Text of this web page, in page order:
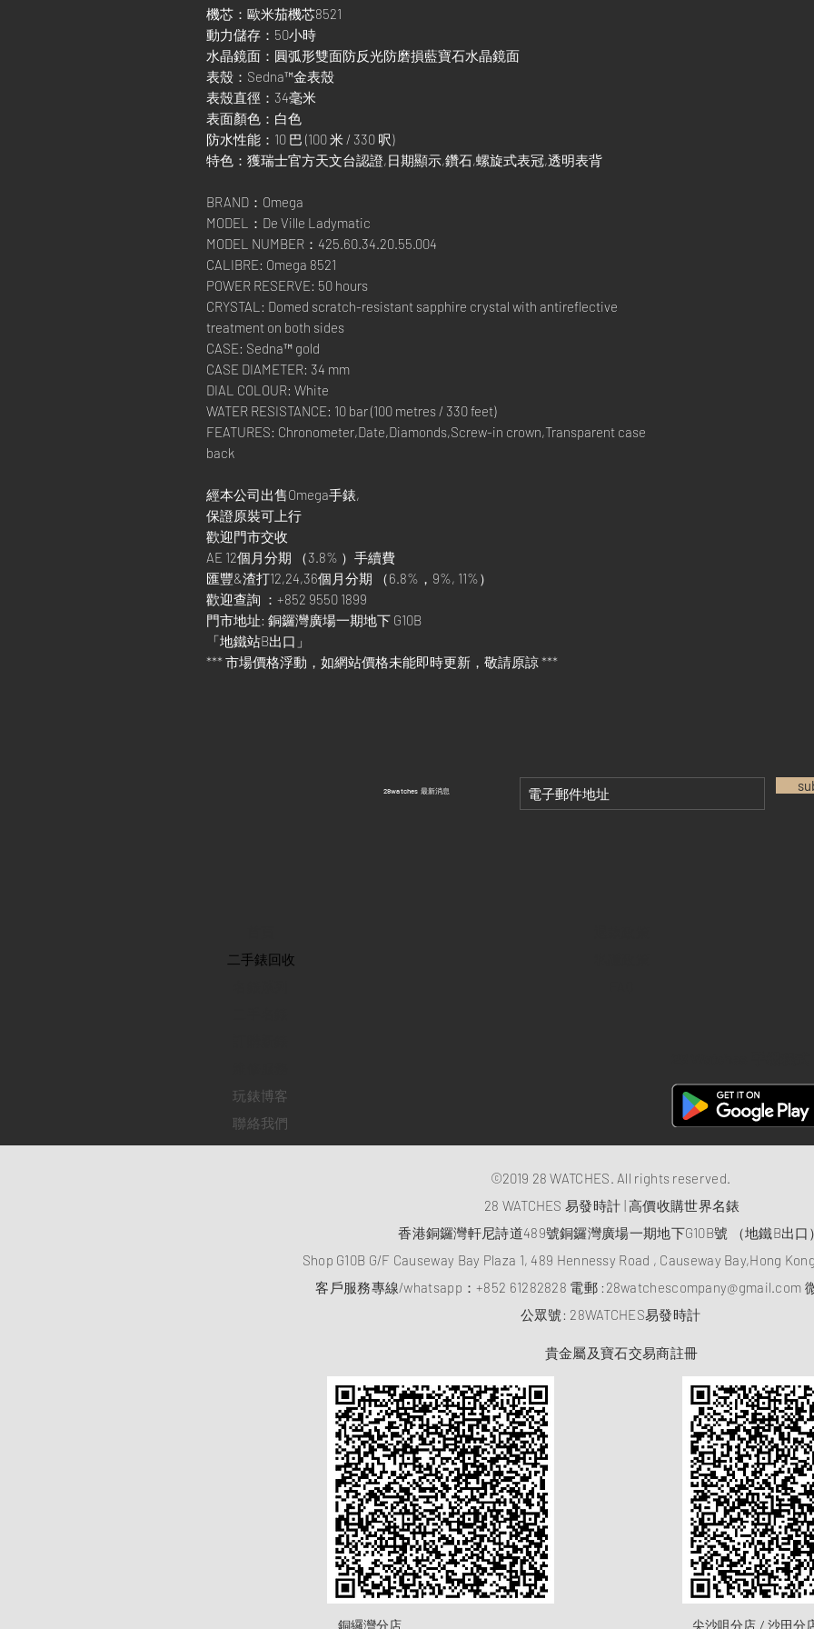
機芯：歐米茄機芯8521
動力儲存：50小時
水晶鏡面：圓弧形雙面防反光防磨損藍寶石水晶鏡面
表殼：Sedna™金表殼
表殼直徑：34毫米
表面顏色：白色
防水性能：10 巴 (100 米 / 330 呎)
特色：獲瑞士官方天文台認證,日期顯示,鑽石,螺旋式表冠,透明表背
BRAND：Omega
MODEL：De Ville Ladymatic
MODEL NUMBER：425.60.34.20.55.004
CALIBRE: Omega 8521
POWER RESERVE: 50 hours
CRYSTAL: Domed scratch-resistant sapphire crystal with antireflective
treatment on both sides
CASE: Sedna™ gold
CASE DIAMETER: 34 mm
DIAL COLOUR: White
WATER RESISTANCE: 10 bar (100 metres / 330 feet)
FEATURES: Chronometer,Date,Diamonds,Screw-in crown,Transparent case
back
經本公司出售Omega手錶,
保證原裝可上行
歡迎門市交收
AE 12個月分期 （3.8% ）手續費
匯豐&渣打12,24,36個月分期 （6.8%，9%, 11%）
歡迎查詢 ：+852 9550 1899
門市地址: 銅鑼灣廣場一期地下 G10B
「地鐵站B出口」
*** 市場價格浮動，如網站價格未能即時更新，敬請原諒 ***
​28watches 最新消息
​二手錶回收
玩錶博客
聯絡我們
©2019 28 WATCHES. All rights reserved.
28 WATCHES 易發時計 | 高價收購世界名錶
香港銅鑼灣軒尼詩道489號銅鑼灣廣場一期地下G10B號 （地鐵B出口）
Shop G10B G/F Causeway Bay Plaza 1, 489 Hennessy Road , Causeway Bay,Hong Kong
客戶服務專線/whatsapp：+852 61282828 電郵 : 28watchescompany@gmail.com
​公眾號: 28WATCHES易發時計
貴金屬及寶石交易商註冊
​銅纙灣分店 尖沙咀分店 / 沙田分